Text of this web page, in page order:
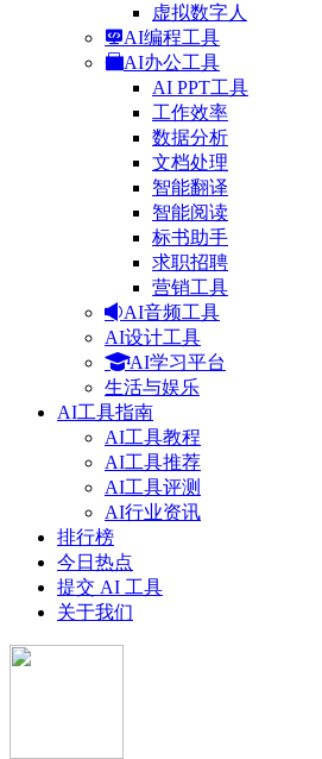
虚拟数字人
AI编程工具
AI办公工具
AI PPT工具
工作效率
数据分析
文档处理
智能翻译
智能阅读
标书助手
求职招聘
营销工具
AI音频工具
AI设计工具
AI学习平台
生活与娱乐
AI工具指南
AI工具教程
AI工具推荐
AI工具评测
AI行业资讯
排行榜
今日热点
提交 AI 工具
关于我们